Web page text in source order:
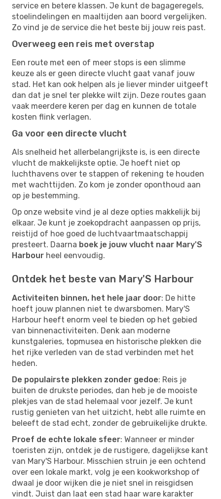
service en betere klassen. Je kunt de bagageregels,
stoelindelingen en maaltijden aan boord vergelijken.
Zo vind je de service die het beste bij jouw reis past.
Overweeg een reis met overstap
Een route met een of meer stops is een slimme
keuze als er geen directe vlucht gaat vanaf jouw
stad. Het kan ook helpen als je liever minder uitgeeft
dan dat je snel ter plekke wilt zijn. Deze routes gaan
vaak meerdere keren per dag en kunnen de totale
kosten flink verlagen.
Ga voor een directe vlucht
Als snelheid het allerbelangrijkste is, is een directe
vlucht de makkelijkste optie. Je hoeft niet op
luchthavens over te stappen of rekening te houden
met wachttijden. Zo kom je zonder oponthoud aan
op je bestemming.
Op onze website vind je al deze opties makkelijk bij
elkaar. Je kunt je zoekopdracht aanpassen op prijs,
reistijd of hoe goed de luchtvaartmaatschappij
presteert. Daarna boek je jouw vlucht naar Mary'S
Harbour heel eenvoudig.
Ontdek het beste van Mary'S Harbour
Activiteiten binnen, het hele jaar door: De hitte
hoeft jouw plannen niet te dwarsbomen. Mary'S
Harbour heeft enorm veel te bieden op het gebied
van binnenactiviteiten. Denk aan moderne
kunstgaleries, topmusea en historische plekken die
het rijke verleden van de stad verbinden met het
heden.
De populairste plekken zonder gedoe: Reis je
buiten de drukste periodes, dan heb je de mooiste
plekjes van de stad helemaal voor jezelf. Je kunt
rustig genieten van het uitzicht, hebt alle ruimte en
beleeft de stad echt, zonder de gebruikelijke drukte.
Proef de echte lokale sfeer: Wanneer er minder
toeristen zijn, ontdek je de rustigere, dagelijkse kant
van Mary'S Harbour. Misschien struin je een ochtend
over een lokale markt, volg je een kookworkshop of
dwaal je door wijken die je niet snel in reisgidsen
vindt. Juist dan laat een stad haar ware karakter